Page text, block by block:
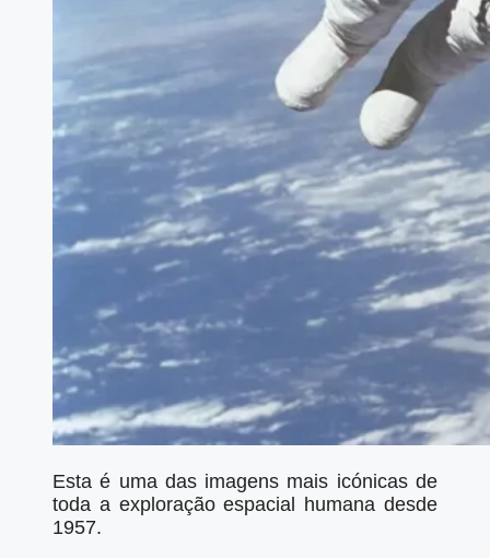
Esta é uma das imagens mais icónicas de
toda a exploração espacial humana desde
1957.